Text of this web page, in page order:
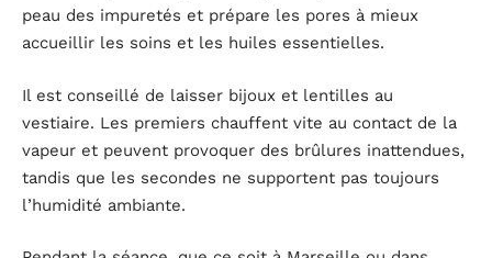
peau des impuretés et prépare les pores à mieux
accueillir les soins et les huiles essentielles.
Il est conseillé de laisser bijoux et lentilles au
vestiaire. Les premiers chauffent vite au contact de la
vapeur et peuvent provoquer des brûlures inattendues,
tandis que les secondes ne supportent pas toujours
l’humidité ambiante.